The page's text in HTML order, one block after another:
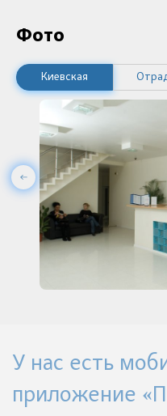
Фото
Киевская
У нас есть
приложение